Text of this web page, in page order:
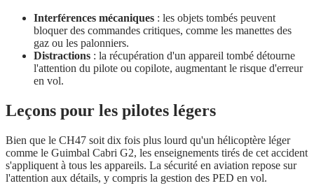
Interférences mécaniques : les objets tombés peuvent
bloquer des commandes critiques, comme les manettes des
gaz ou les palonniers.
Distractions : la récupération d'un appareil tombé détourne
l'attention du pilote ou copilote, augmentant le risque d'erreur
en vol.
Leçons pour les pilotes légers
Bien que le CH47 soit dix fois plus lourd qu'un hélicoptère léger
comme le Guimbal Cabri G2, les enseignements tirés de cet accident
s'appliquent à tous les appareils. La sécurité en aviation repose sur
l'attention aux détails, y compris la gestion des PED en vol.